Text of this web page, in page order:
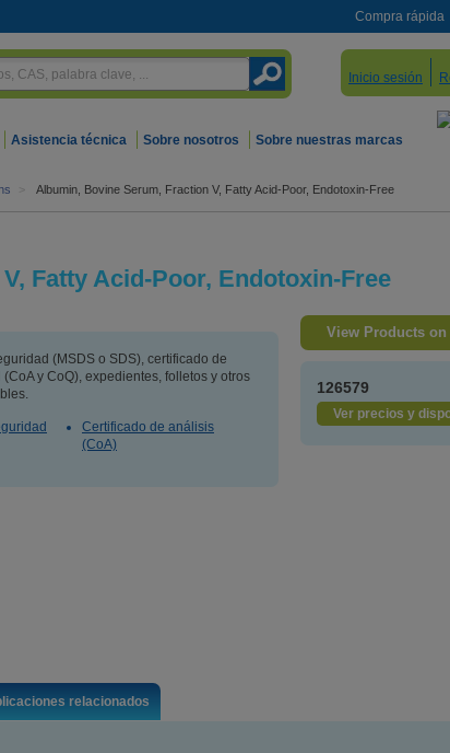
Compra rápida
Inicio sesión
Asistencia técnica Sobre nosotros Sobre nuestras marcas
> Albumin, Bovine Serum, Fraction V, Fatty Acid-Poor, Endotoxin-Free
Fatty Acid-Poor, Endotoxin-Free
(MSDS o SDS), certificado de
y CoQ), expedientes, folletos y otros
Certificado de análisis
(CoA)
View Products
126579
Ver precios y
relacionados